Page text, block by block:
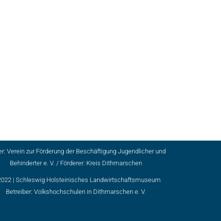
Verein zur Förderung der Beschäftigung Jugendlicher und
Behinderter e. V. / Förderer: Kreis Dithmarschen
| Schleswig Holsteinisches Landwirtschaftsmuseum
Betreiber: Volkshochschulen in Dithmarschen e. V.